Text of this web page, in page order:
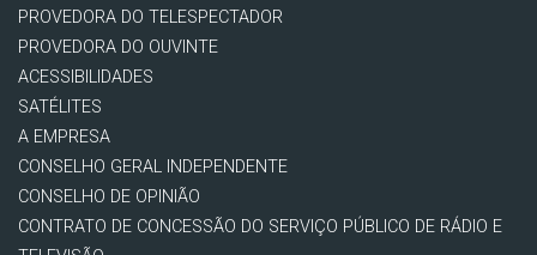
PROVEDORA DO TELESPECTADOR
PROVEDORA DO OUVINTE
ACESSIBILIDADES
SATÉLITES
A EMPRESA
CONSELHO GERAL INDEPENDENTE
CONSELHO DE OPINIÃO
CONTRATO DE CONCESSÃO DO SERVIÇO PÚBLICO DE RÁDIO E